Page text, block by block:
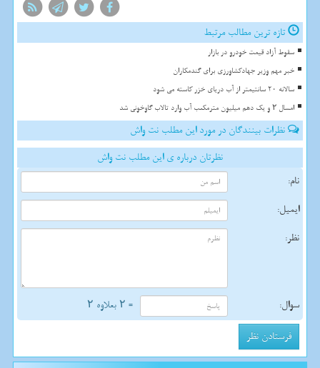
تازه ترین مطالب مرتبط
سقوط آزاد قیمت خودرو در بازار
خبر مهم وزیر جهادکشاورزی برای گندمکاران
سالانه 20 سانتیمتر از آب دریای خزر کاسته می شود
امسال ۲ و یک دهم میلیون مترمکعب آب وارد تالاب گاوخونی شد
نظرات بینندگان در مورد این مطلب نت واش
نظرتان درباره ی این مطلب نت واش
نام:
ایمیل:
نظر:
سوال: = ۲ بعلاوه ۲